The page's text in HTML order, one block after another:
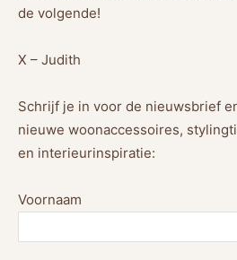
de volgende!
X – Judith
Schrijf je in voor de nieuwsbrief
nieuwe woonaccessoires,
en interieurinspiratie:
Voornaam